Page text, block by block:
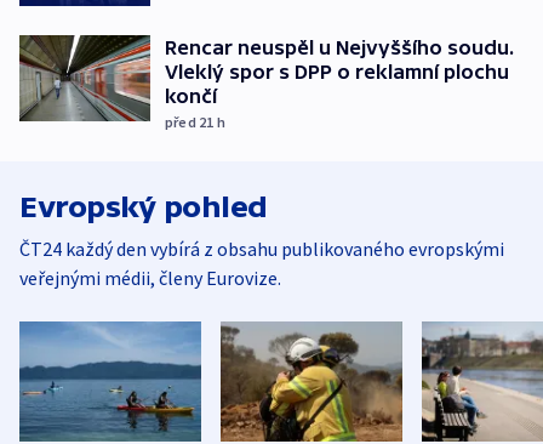
Rencar neuspěl u Nejvyššího soudu.
Vleklý spor s DPP o reklamní plochu
končí
před 21 h
Evropský pohled
ČT24 každý den vybírá z obsahu publikovaného evropskými
veřejnými médii, členy Eurovize.